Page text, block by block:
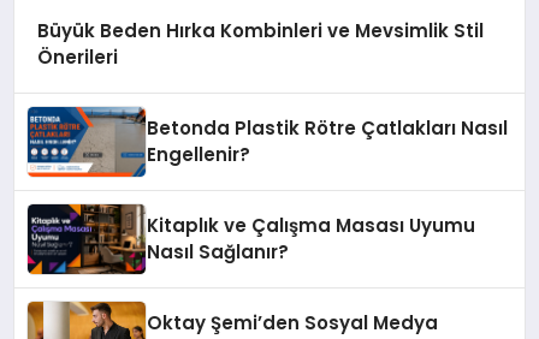
Büyük Beden Hırka Kombinleri ve Mevsimlik Stil
Önerileri
Betonda Plastik Rötre Çatlakları Nasıl
Engellenir?
Kitaplık ve Çalışma Masası Uyumu
Nasıl Sağlanır?
Oktay Şemi’den Sosyal Medya